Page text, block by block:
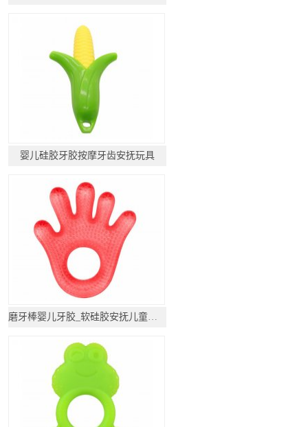
婴儿硅胶牙胶按摩牙齿安抚玩具
磨牙棒婴儿牙胶_软硅胶安抚儿童玩具